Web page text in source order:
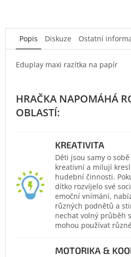
Popis Diskuze Ostatní
Eduplay maxi razítka na papír
KREATIVITA
Děti jsou samy o
kreativní a milují
hudební činnosti.
dítko rozvíjelo své
emoční vnímání,
různých podnětů a
nechat volný průběh
mohou používat
MOTORIKA &